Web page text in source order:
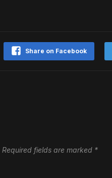
Share on Facebook
Required fields are marked *